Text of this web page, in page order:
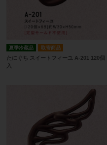
夏季冷蔵品 取寄商品
たにぐち スイートフィーユ A-201 120個
入